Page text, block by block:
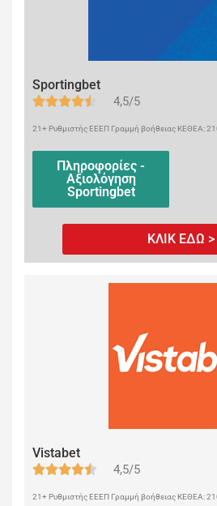
Sportingbet
4,5/5
21+ Ρυθμιστής ΕΕΕΠ Γραμμή βοήθειας ΚΕΘΕΑ:
Πληροφορίες -
Αξιολόγηση
Sportingbet
ΚΛΙΚ ΕΔΩ >
Vistabet
4,5/5
21+ Ρυθμιστής ΕΕΕΠ Γραμμή βοήθειας ΚΕΘΕΑ: